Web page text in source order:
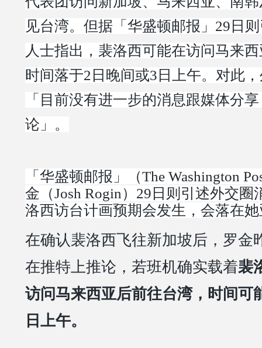
见台湾。但据「华盛顿邮报」29日
人士指出，裴洛西可能在访问马来
时间落于2日晚间或3日上午。对此
「目前没有进一步的消息跟媒体分
论」。
「华盛顿邮报」（The Washington
金（Josh Rogin）29日则引述外交圈
洛西访台计画预期会发生，会落在
在确认裴洛西飞往新加坡后，罗金
在推特上推论，若班机确实载着裴
访问马来西亚后前往台湾，时间可
日上午。